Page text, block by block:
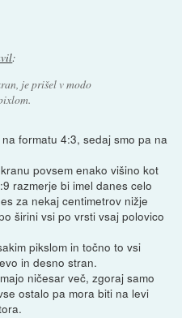
:
je prišel v modo
formatu 4:3, sedaj smo pa na
povsem enako višino kot
razmerje bi imel danes celo
za nekaj centimetrov nižje
širini vsi po vrsti vsaj polovico
pikslom in točno to vsi
in desno stran.
ničesar več, zgoraj samo
ostalo pa mora biti na levi